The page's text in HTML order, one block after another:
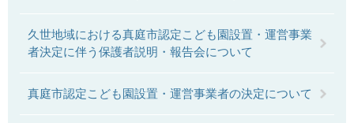
久世地域における真庭市認定こども園設置・運営事業
者決定に伴う保護者説明・報告会について
真庭市認定こども園設置・運営事業者の決定について